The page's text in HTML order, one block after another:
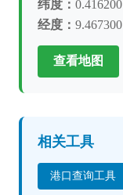
纬度： 0.416200
经度： 9.467300
查看地图
相关工具
港口查询工具